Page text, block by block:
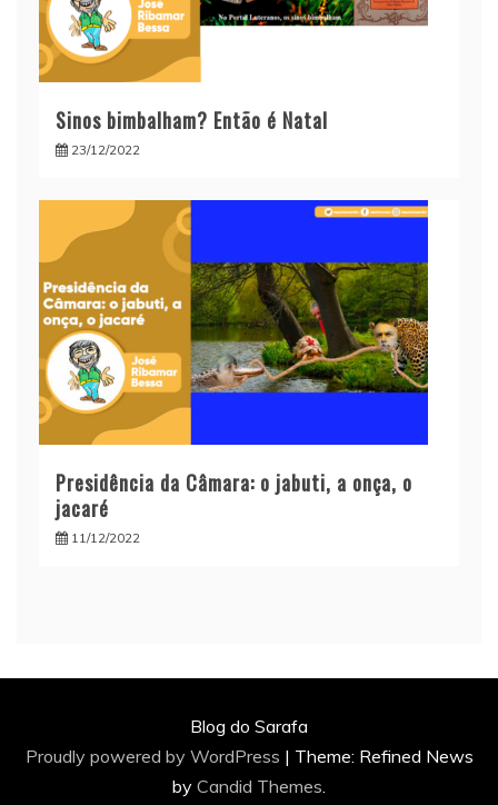
Sinos bimbalham? Então é Natal
23/12/2022
Presidência da Câmara: o jabuti, a onça, o
jacaré
11/12/2022
Blog do Sarafa
Proudly powered by WordPress | Theme: Refined News
by Candid Themes.